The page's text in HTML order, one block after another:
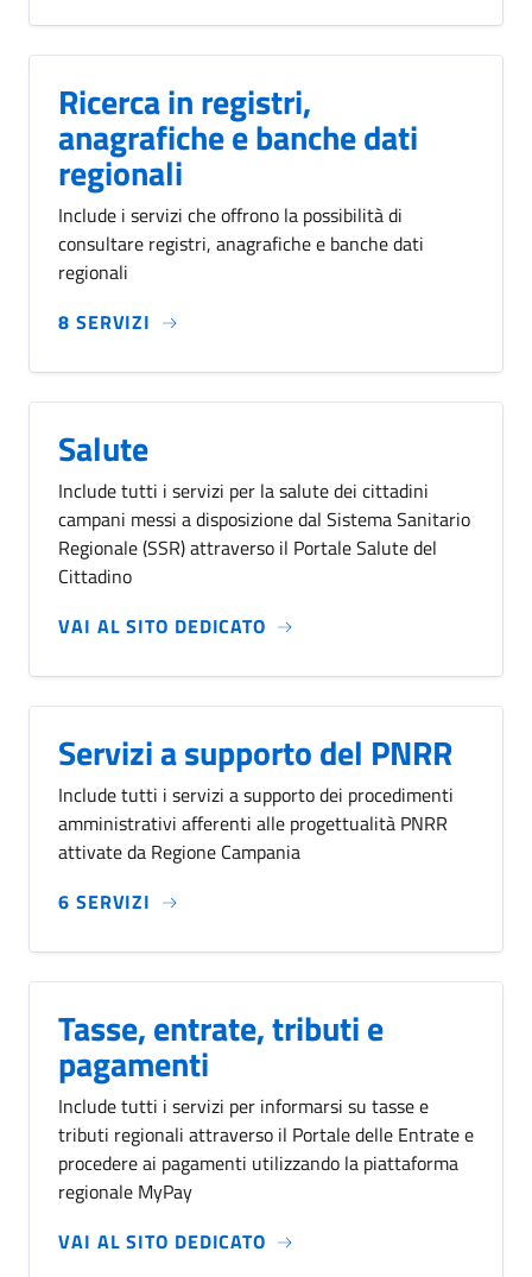
Ricerca in registri,
anagrafiche e banche dati
regionali
Include i servizi che offrono la possibilità di
consultare registri, anagrafiche e banche dati
regionali
8 SERVIZI
Salute
Include tutti i servizi per la salute dei cittadini
campani messi a disposizione dal Sistema Sanitario
Regionale (SSR) attraverso il Portale Salute del
Cittadino
VAI AL SITO DEDICATO
Servizi a supporto del PNRR
Include tutti i servizi a supporto dei procedimenti
amministrativi afferenti alle progettualità PNRR
attivate da Regione Campania
6 SERVIZI
Tasse, entrate, tributi e
pagamenti
Include tutti i servizi per informarsi su tasse e
tributi regionali attraverso il Portale delle Entrate e
procedere ai pagamenti utilizzando la piattaforma
regionale MyPay
VAI AL SITO DEDICATO